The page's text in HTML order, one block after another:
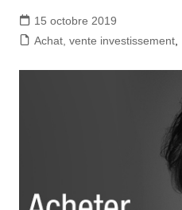
15 octobre 2019
Achat, vente investissement,